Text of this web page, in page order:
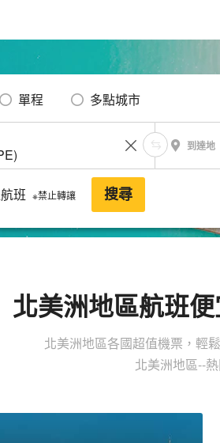
單程 多點城市
到達地
班 ※禁止轉讓 搜尋
北美洲地區航班
北美洲地區各國超值機票，輕
北美洲地區--